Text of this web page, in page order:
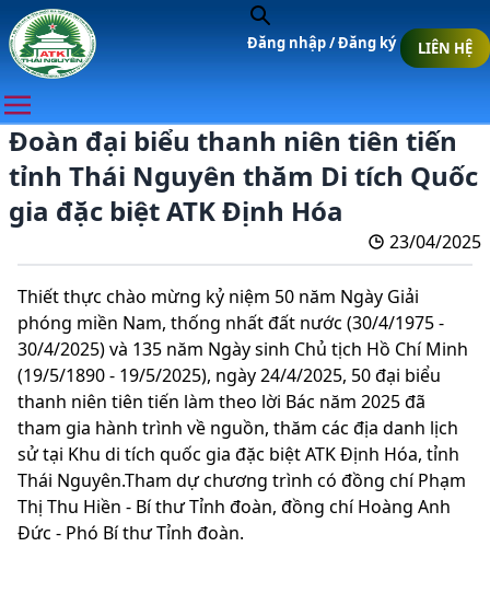
LIÊN HỆ
Đăng nhập /Đăng ký
Đoàn đại biểu thanh niên tiên tiến
tỉnh Thái Nguyên thăm Di tích Quốc
gia đặc biệt ATK Định Hóa
23/04/2025
Thiết thực chào mừng kỷ niệm 50 năm Ngày Giải
phóng miền Nam, thống nhất đất nước (30/4/1975 -
30/4/2025) và 135 năm Ngày sinh Chủ tịch Hồ Chí Minh
(19/5/1890 - 19/5/2025), ngày 24/4/2025, 50 đại biểu
thanh niên tiên tiến làm theo lời Bác năm 2025 đã
tham gia hành trình về nguồn, thăm các địa danh lịch
sử tại Khu di tích quốc gia đặc biệt ATK Định Hóa, tỉnh
Thái Nguyên.Tham dự chương trình có đồng chí Phạm
Thị Thu Hiền - Bí thư Tỉnh đoàn, đồng chí Hoàng Anh
Đức - Phó Bí thư Tỉnh đoàn.